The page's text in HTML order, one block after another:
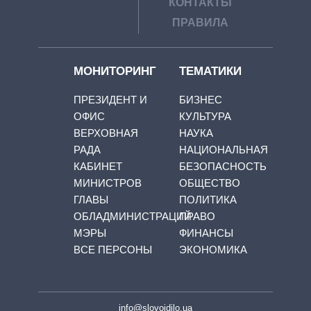
КОНТАКТЫ
ПРАВИЛА
МОНИТОРИНГ
ПРЕЗИДЕНТ И
ОФИС
ВЕРХОВНАЯ
РАДА
КАБИНЕТ
МИНИСТРОВ
ГЛАВЫ
ОБЛАДМИНИСТРАЦИЙ
МЭРЫ
ВСЕ ПЕРСОНЫ
ТЕМАТИКИ
БИЗНЕС
КУЛЬТУРА
НАУКА
НАЦИОНАЛЬНАЯ
БЕЗОПАСНОСТЬ
ОБЩЕСТВО
ПОЛИТИКА
ПРАВО
ФИНАНСЫ
ЭКОНОМИКА
info@slovoidilo.ua